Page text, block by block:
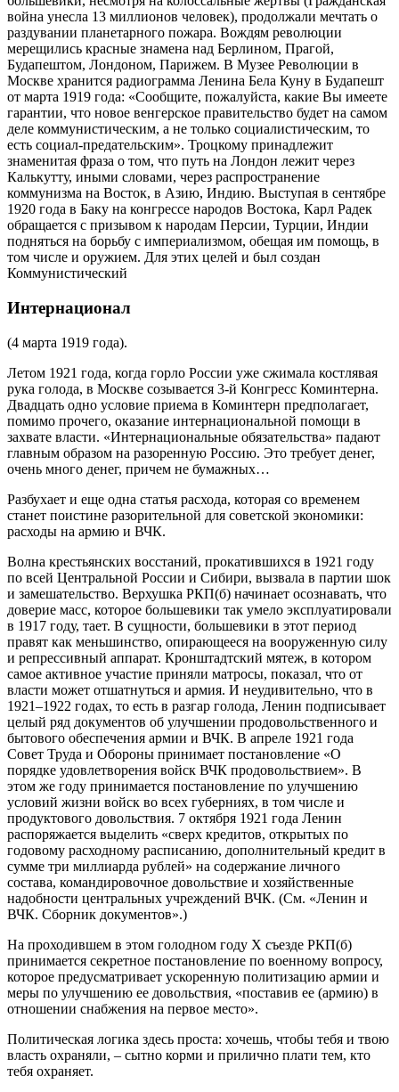
война унесла 13 миллионов человек), продолжали мечтать о
раздувании планетарного пожара. Вождям революции
мерещились красные знамена над Берлином, Прагой,
Будапештом, Лондоном, Парижем. В Музее Революции в
Москве хранится радиограмма Ленина Бела Куну в Будапешт
от марта 1919 года: «Сообщите, пожалуйста, какие Вы имеете
гарантии, что новое венгерское правительство будет на самом
деле коммунистическим, а не только социалистическим, то
есть социал-предательским». Троцкому принадлежит
знаменитая фраза о том, что путь на Лондон лежит через
Калькутту, иными словами, через распространение
коммунизма на Восток, в Азию, Индию. Выступая в сентябре
1920 года в Баку на конгрессе народов Востока, Карл Радек
обращается с призывом к народам Персии, Турции, Индии
подняться на борьбу с империализмом, обещая им помощь, в
том числе и оружием. Для этих целей и был создан
Коммунистический
Интернационал
(4 марта 1919 года).
Летом 1921 года, когда горло России уже сжимала костлявая
рука голода, в Москве созывается 3-й Конгресс Коминтерна.
Двадцать одно условие приема в Коминтерн предполагает,
помимо прочего, оказание интернациональной помощи в
захвате власти. «Интернациональные обязательства» падают
главным образом на разоренную Россию. Это требует денег,
очень много денег, причем не бумажных…
Разбухает и еще одна статья расхода, которая со временем
станет поистине разорительной для советской экономики:
расходы на армию и ВЧК.
Волна крестьянских восстаний, прокатившихся в 1921 году
по всей Центральной России и Сибири, вызвала в партии шок
и замешательство. Верхушка РКП(б) начинает осознавать, что
доверие масс, которое большевики так умело эксплуатировали
в 1917 году, тает. В сущности, большевики в этот период
правят как меньшинство, опирающееся на вооруженную силу
и репрессивный аппарат. Кронштадтский мятеж, в котором
самое активное участие приняли матросы, показал, что от
власти может отшатнуться и армия. И неудивительно, что в
1921–1922 годах, то есть в разгар голода, Ленин подписывает
целый ряд документов об улучшении продовольственного и
бытового обеспечения армии и ВЧК. В апреле 1921 года
Совет Труда и Обороны принимает постановление «О
порядке удовлетворения войск ВЧК продовольствием». В
этом же году принимается постановление по улучшению
условий жизни войск во всех губерниях, в том числе и
продуктового довольствия. 7 октября 1921 года Ленин
распоряжается выделить «сверх кредитов, открытых по
годовому расходному расписанию, дополнительный кредит в
сумме три миллиарда рублей» на содержание личного
состава, командировочное довольствие и хозяйственные
надобности центральных учреждений ВЧК. (См. «Ленин и
ВЧК. Сборник документов».)
На проходившем в этом голодном году X съезде РКП(б)
принимается секретное постановление по военному вопросу,
которое предусматривает ускоренную политизацию армии и
меры по улучшению ее довольствия, «поставив ее (армию) в
отношении снабжения на первое место».
Политическая логика здесь проста: хочешь, чтобы тебя и твою
власть охраняли, – сытно корми и прилично плати тем, кто
тебя охраняет.